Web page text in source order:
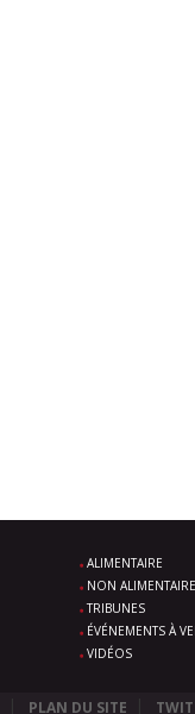
ALIMENTAIRE
NON ALIMENTAIRE
TRIBUNES
ÉVÉNEMENTS À
VIDÉOS
PLAN DU SITE